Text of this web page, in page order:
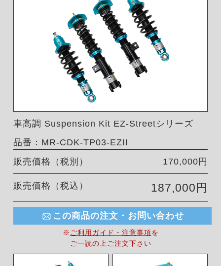
車高調 Suspension Kit EZ-Streetシリーズ
品番：MR-CDK-TP03-EZII
販売価格（税別）
170,000円
販売価格（税込） 187,000円
この商品の注文・お問い合わせ
※ ご利用ガイド・注意事項を
ご一読の上ご注文下さい